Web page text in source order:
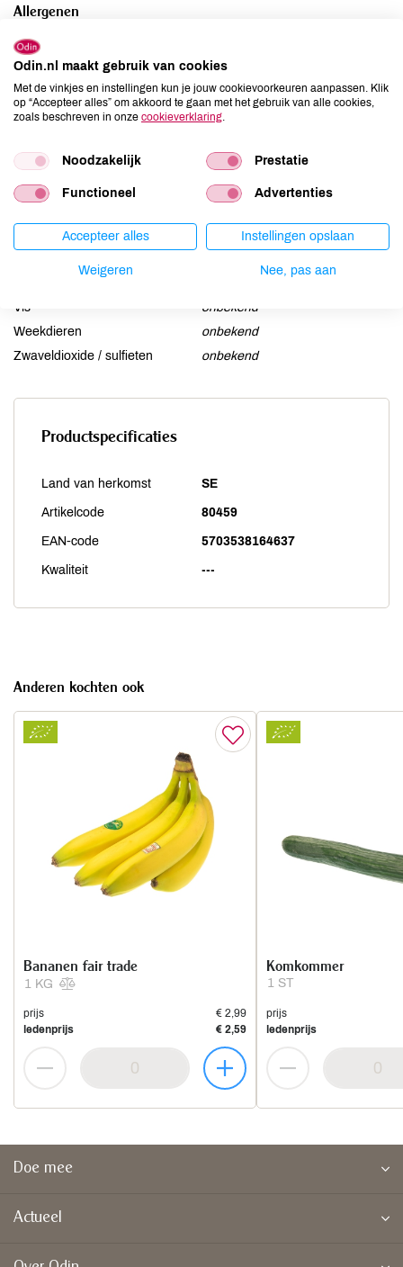
Allergenen
Aardnoten
Ei
onbekend
Gluten
onbekend
Lactose
onbekend
Mosterd
onbekend
Noten
onbekend
onbekend
Vis
onbekend
Weekdieren
onbekend
Zwaveldioxide / sulfieten
onbekend
Productspecificaties
Land van herkomst SE
Artikelcode 80459
EAN-code 5703538164637
Kwaliteit ---
Anderen kochten ook
1 KG
Bananen fair trade
prijs
€ 2,99
ledenprijs
€ 2,59
1 ST
Komkommer
prijs
ledenprijs
Doe mee
Actueel
Odin.nl maakt gebruik van cookies
Met de vinkjes en instellingen kun je jouw cookievoorkeuren aanpassen. Klik
op “Accepteer alles” om akkoord te gaan met het gebruik van alle cookies,
zoals beschreven in onze cookieverklaring
Noodzakelijk Prestatie
Functioneel Advertenties
Accepteer alles Instellingen opslaan
Weigeren Nee, pas aan